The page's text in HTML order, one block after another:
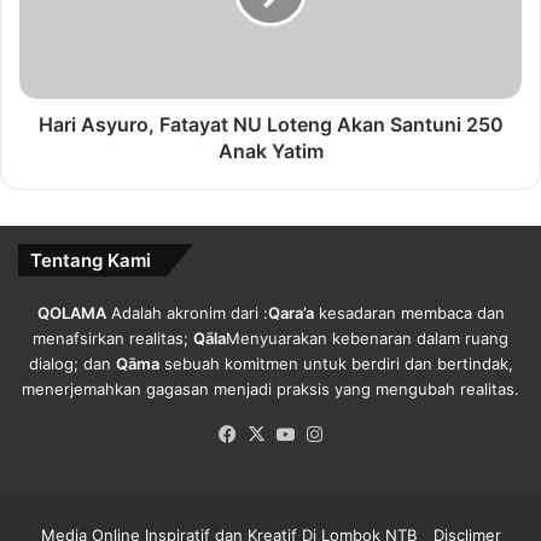
itu, kata Gubernur adalah Orang yang sehat fisiknya dan
dan otaknya juga cerdas.
“NTB yang Gemilang adalah masyarakat yang diisi oleh
manusia – manusia yang sehat tubuhnya, prima fisiknya,
Zul mengapresiasi para pelaku dunia olahraga khusunya
para atlet, karena telah mengharumkan nama NTB.
Menurutnya untuk memfasilitasi para atlet Pemprov NTB
sudah mempunyai anggaran masing-masing.
Zul juga mengobarkan semangat 12 atlet – atlet futsal
Anak
Yatim
Hari Asyuro, Fatayat NU Loteng Akan Santuni 250
Anak Yatim
Tentang Kami
QOLAMAAdalah akronim dari :Qara’akesadaran membaca dan
menafsirkan realitas; QālaMenyuarakan kebenaran dalam ruang
dialog; dan Qāmasebuah komitmen untuk berdiri dan bertindak,
menerjemahkan gagasan menjadi praksis yang mengubah realitas.
Facebook
X YouTube
Media Online Inspiratif dan Kreatif Di Lombok NTB Disclimer